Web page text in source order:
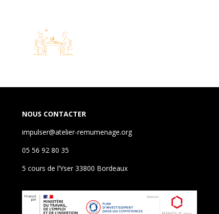
NOUS CONTACTER
impulser@atelier-remumenage.org
05 56 92 80 35
5 cours de l’Yser 33800 Bordeaux